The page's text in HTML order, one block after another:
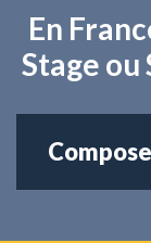
En
Stage ou